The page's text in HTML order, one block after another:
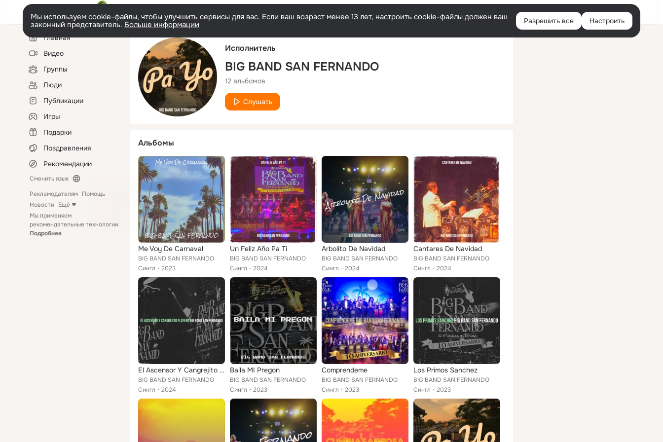
Русский Войти
Мы используем cookie-файлы, чтобы улучшить сервисы для вас. Если ваш возраст менее 13 лет, настроить cookie-файлы должен ваш
законный представитель. Больше информации Разрешить все Настроить
Левая
колонкаГлавная
Видео
Группы
Люди
Публикации
Игры
Подарки
Поздравления
Рекомендации
Сменить язык
Рекламодателям Помощь
Новости Ещё
Мы применяем
рекомендательные технологии
Подробнее
Исполнитель
BIG BAND SAN FERNANDO
12 альбомов
Слушать
Альбомы
Me Voy De Carnaval
BIG BAND SAN FERNANDO
Сингл
2023
Un Feliz Año Pa Ti
BIG BAND SAN FERNANDO
Сингл
2024
Arbolito De Navidad
BIG BAND SAN FERNANDO
Сингл
2024
Cantares De Navidad
BIG BAND SAN FERNANDO
Сингл
2024
El Ascensor Y Cangrejito Playero
BIG BAND SAN FERNANDO
Сингл
2024
Baila MI Pregon
BIG BAND SAN FERNANDO
Сингл
2023
Comprendeme
BIG BAND SAN FERNANDO
Сингл
2023
Los Primos Sanchez
BIG BAND SAN FERNANDO
Сингл
2023